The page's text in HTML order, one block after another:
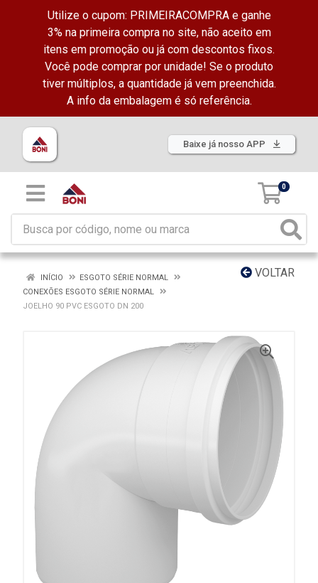
Utilize o cupom: PRIMEIRACOMPRA e ganhe
3% na primeira compra no site, não aceito em
itens em promoção ou já com descontos fixos.
Você pode comprar por unidade! Se o produto
tiver múltiplos, a quantidade já vem preenchida.
A info da embalagem é só referência.
Baixe já nosso APP
0
VOLTAR
INÍCIO
ESGOTO SÉRIE NORMAL
CONEXÕES ESGOTO SÉRIE NORMAL
JOELHO 90 PVC ESGOTO DN 200